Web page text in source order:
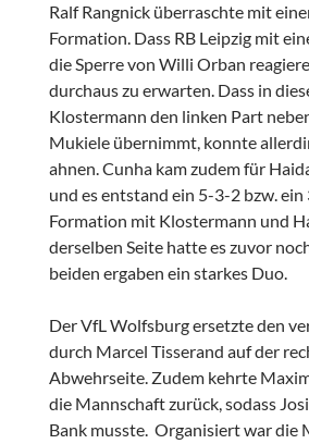
Ralf Rangnick überraschte mit
Formation. Dass RB Leipzig mit
die Sperre von Willi Orban
durchaus zu erwarten. Dass in
Klostermann den linken Part
Mukiele übernimmt, konnte
ahnen. Cunha kam zudem für
und es entstand ein 5-3-2 bzw.
Formation mit Klostermann und
derselben Seite hatte es zuvor
beiden ergaben ein starkes Duo.
Der VfL Wolfsburg ersetzte den
durch Marcel Tisserand auf der
Abwehrseite. Zudem kehrte
die Mannschaft zurück, sodass
Bank musste. Organisiert war die